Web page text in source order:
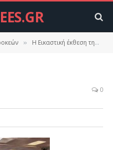
» Η Εικαστική έκθεση της Διώνης Κεφαλά στο πνευματικό κέντρο Κροκεών 12-13-14/8/2022
0